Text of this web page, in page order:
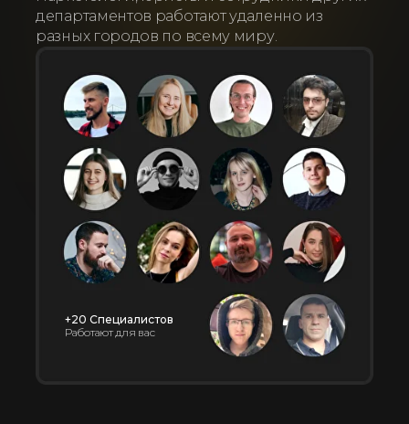
департаментов работают удаленно из
разных городов по всему миру.
+20 Специалистов
Работают для вас